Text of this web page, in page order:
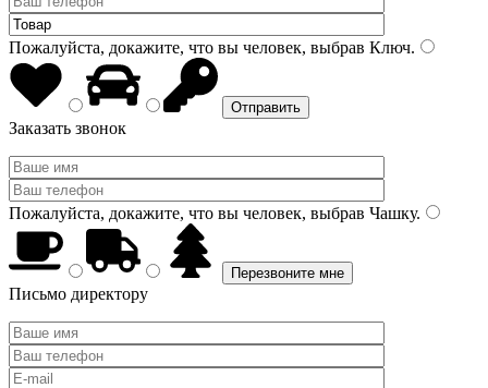
Пожалуйста, докажите, что вы человек, выбрав Ключ.
Заказать звонок
Пожалуйста, докажите, что вы человек, выбрав Чашку.
Письмо директору